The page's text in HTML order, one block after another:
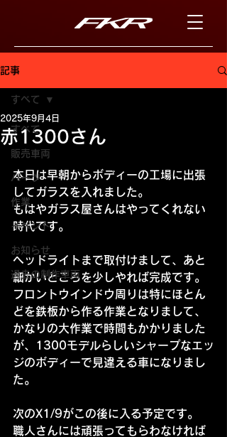
記事
すべて
販売車両
パーツ
作業
イベント
お知らせ
過去の制作車両
すべて
赤1300さん
2025年9月4日
本日は早朝からボディーの工場に出張
してガラスを入れました。
もはやガラス屋さんはやってくれない
時代です。
ヘッドライトまで取付けまして、あと
細かいところを少しやれば完成です。
フロントウインドウ周りは特にほとん
どを鉄板から作る作業となりまして、
かなりの大作業で時間もかかりました
が、1300モデルらしいシャープなエッ
ジのボディーで見違える車になりまし
た。
次のX1/9がこの後に入る予定です。
職人さんには頑張ってもらわなければ